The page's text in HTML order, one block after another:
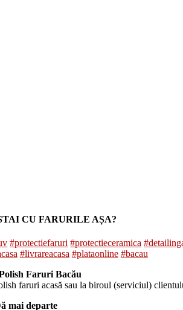
CU FARURILE AȘA?
#protectiefaruri #protectieceramica
#livrareacasa #plataonline #bacau
Faruri Bacău
faruri acasă sau la biroul (serviciul)
mai departe